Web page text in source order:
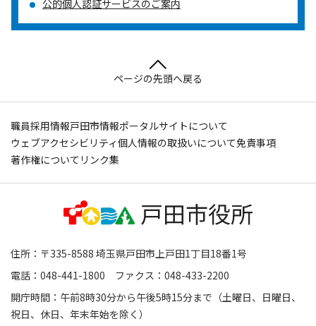
公的個人認証サービスのご案内
ページの先頭へ戻る
職員採用情報戸田市情報ポータルサイトについて
ウェブアクセシビリティ個人情報の取扱いについて免責事項
著作権について リンク集
住所：〒335-8588 埼玉県戸田市上戸田1丁目18番1号
電話：048-441-1800 ファクス：048-433-2200
開庁時間：午前8時30分から午後5時15分まで（土曜日、日曜日、
祝日、休日、年末年始を除く）